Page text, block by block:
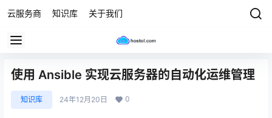
云服务商 知识库 关于我们
使用 Ansible 实现云服务器的自动化运维管理
知识库 24年12月20日 0